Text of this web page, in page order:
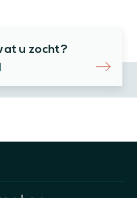
u zocht?